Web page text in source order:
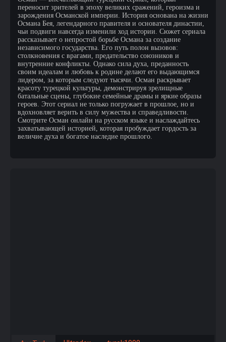
переносит зрителей в эпоху великих сражений, героизма и
зарождения Османской империи. История основана на жизни
Османа Бея, легендарного правителя и основателя династии,
чьи подвиги навсегда изменили ход истории. Сюжет сериала
рассказывает о непростой борьбе Османа за создание
независимого государства. Его путь полон вызовов:
столкновения с врагами, предательство союзников и
внутренние конфликты. Однако сила духа, преданность
своим идеалам и любовь к родине делают его выдающимся
лидером, за которым следуют тысячи. Осман раскрывает
красоту турецкой культуры, демонстрируя зрелищные
батальные сцены, глубокие семейные драмы и яркие образы
героев. Этот сериал не только погружает в прошлое, но и
вдохновляет верить в силу мужества и справедливости.
Смотрите Осман онлайн на русском языке и наслаждайтесь
захватывающей историей, которая пробуждает гордость за
величие духа и богатое наследие прошлого.